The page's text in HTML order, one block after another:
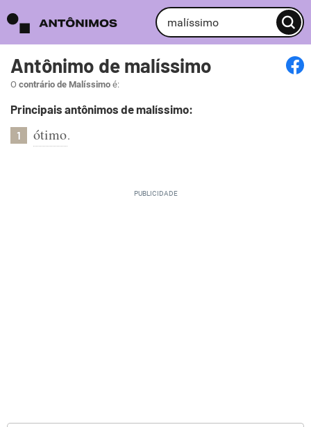
Antônimo de malíssimo
O contrário de Malíssimo é:
Principais antônimos de malíssimo:
1 ótimo.